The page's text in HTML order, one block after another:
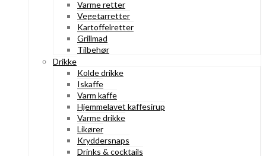
Varme retter
Vegetarretter
Kartoffelretter
Grillmad
Tilbehør
Drikke
Kolde drikke
Iskaffe
Varm kaffe
Hjemmelavet kaffesirup
Varme drikke
Likører
Kryddersnaps
Drinks & cocktails